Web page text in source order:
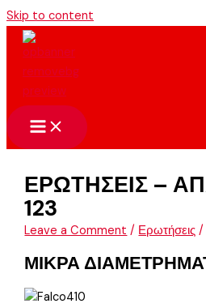
Skip to content
ΕΡΩΤΗΣΕΙΣ –
123
Leave a Comment / Ερωτήσεις /
ΜΙΚΡΑ